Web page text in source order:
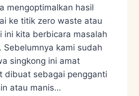
mengoptimalkan hasil
ke titik zero waste atau
ini kita berbicara masalah
Sebelumnya kami sudah
singkong ini amat
dibuat sebagai pengganti
atau manis…